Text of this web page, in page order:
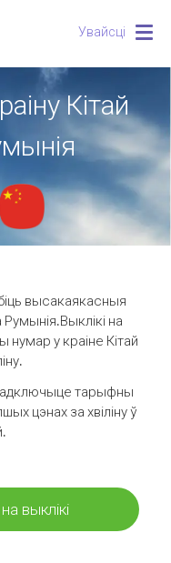
Увайсці
Кітай
высакаякасныя
Румынія.Выклікі на
у краіне Кітай
тарыфны
цэнах за хвіліну ў
выклікі